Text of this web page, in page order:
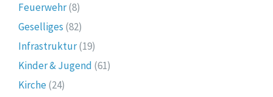
Feuerwehr(8)
Geselliges (82)
Infrastruktur(19)
Kinder & Jugend (61)
Kirche(24)